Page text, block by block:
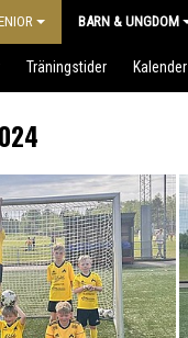
BARN & UNGDOM
Träningstider Kalender